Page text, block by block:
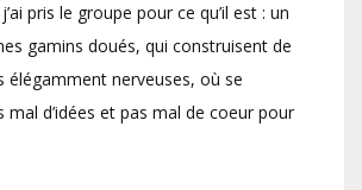
pris le groupe pour ce qu’il est : un
gamins doués, qui construisent de
élégamment nerveuses, où se
mal d’idées et pas mal de coeur pour